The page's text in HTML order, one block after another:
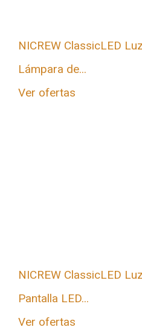
NICREW ClassicLED
Lámpara de...
Ver ofertas
NICREW ClassicLED
Pantalla LED...
Ver ofertas